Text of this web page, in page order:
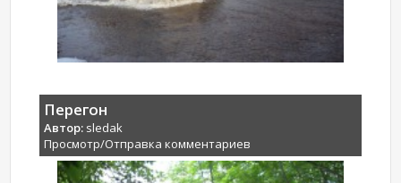
Перегон
Автор: sledak
Просмотр/Отправка комментариев